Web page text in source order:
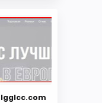
lgglcc.com